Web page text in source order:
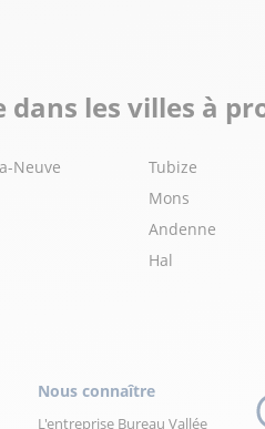
dans les villes à
Neuve
Tubize
Mons
Andenne
Hal
Nous connaître
L'entreprise Bureau Vallée